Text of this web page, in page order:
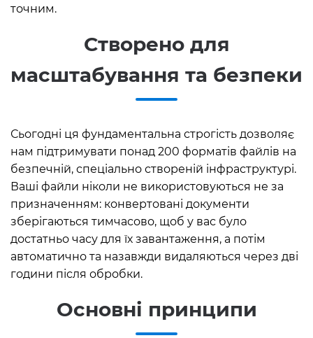
точним.
Створено для
масштабування та безпеки
Сьогодні ця фундаментальна строгість дозволяє
нам підтримувати понад 200 форматів файлів на
безпечній, спеціально створеній інфраструктурі.
Ваші файли ніколи не використовуються не за
призначенням: конвертовані документи
зберігаються тимчасово, щоб у вас було
достатньо часу для їх завантаження, а потім
автоматично та назавжди видаляються через дві
години після обробки.
Основні принципи